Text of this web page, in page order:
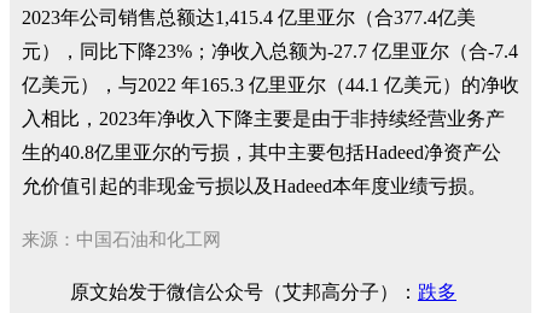
2023年公司销售总额达1,415.4 亿里亚尔（合377.4亿美
元），同比下降23%；净收入总额为-27.7 亿里亚尔（合-7.4
亿美元），与2022 年165.3 亿里亚尔（44.1 亿美元）的净收
入相比，2023年净收入下降主要是由于非持续经营业务产
生的40.8亿里亚尔的亏损，其中主要包括Hadeed净资产公
允价值引起的非现金亏损以及Hadeed本年度业绩亏损。
来源：中国石油和化工网
原文始发于微信公众号（艾邦高分子）： 跌多